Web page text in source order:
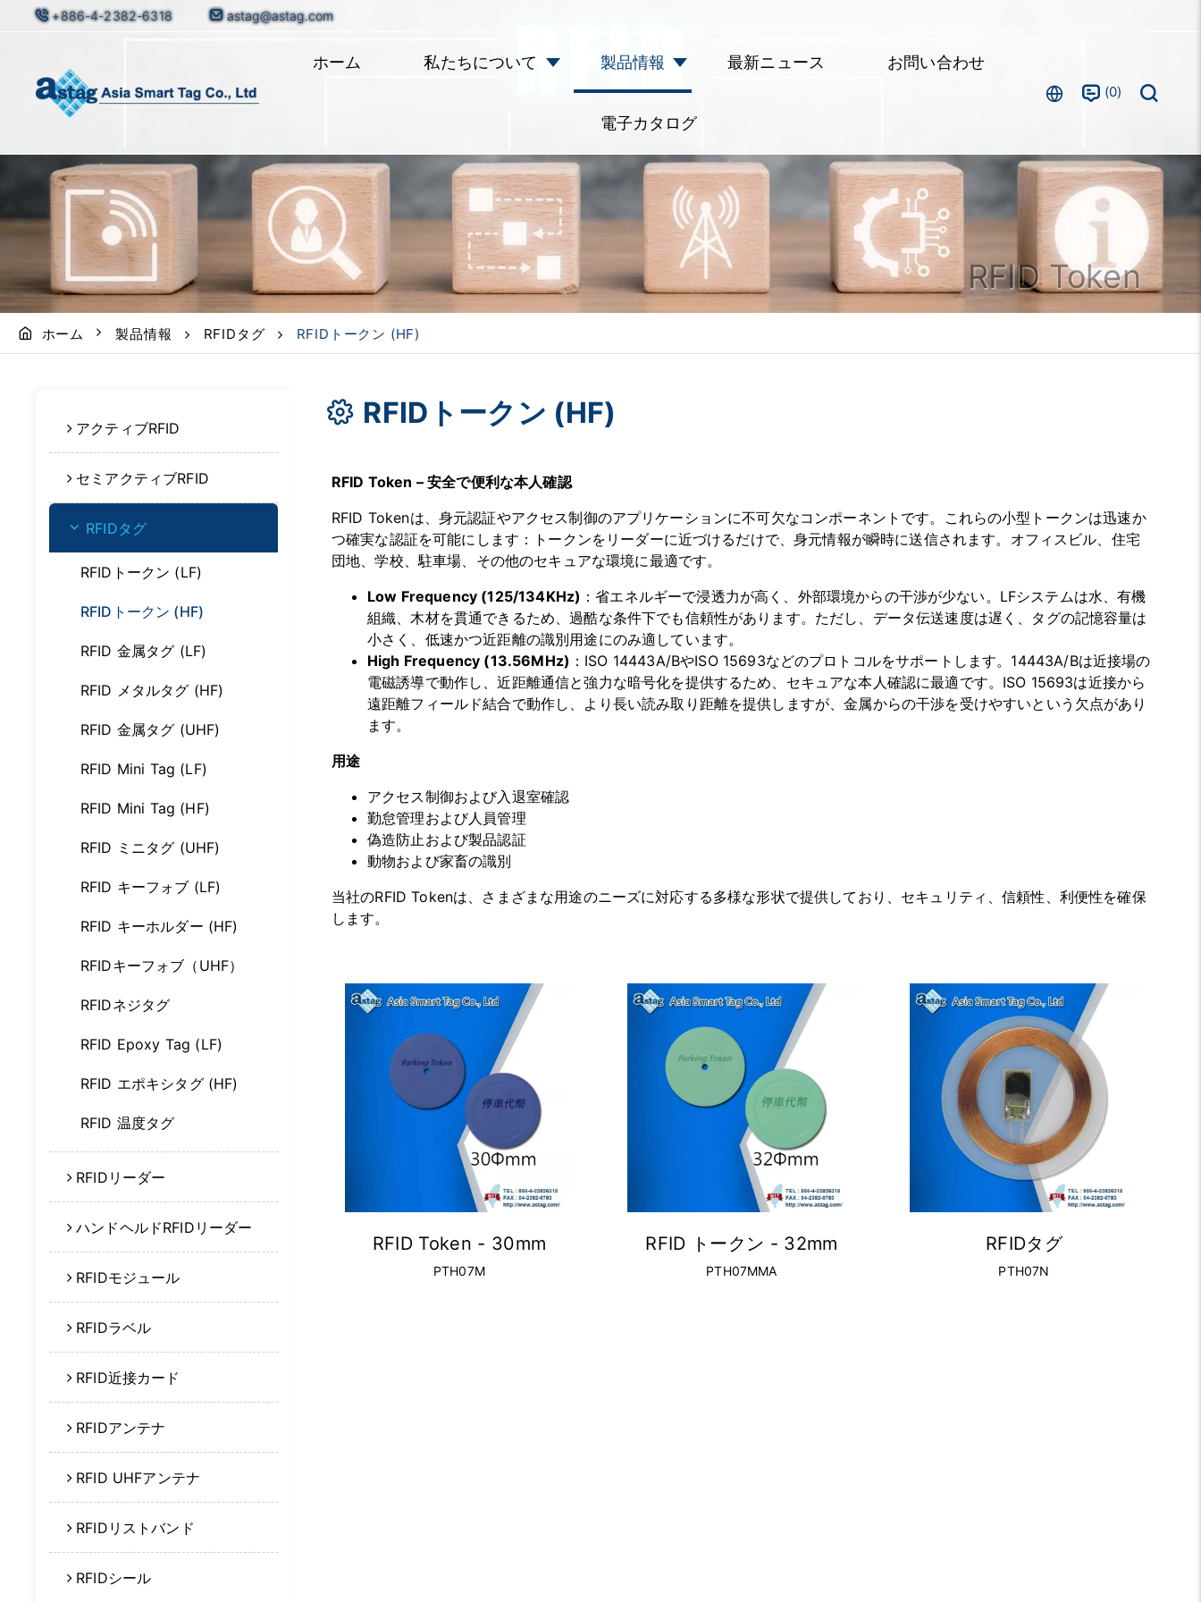
+886-4-2382-6318 astag@astag.com
ホーム 私たちについて 製品情報 最新ニュース お問い合わせ
電子カタログ
0
RFID Token
ホーム 製品情報 RFIDタグ RFIDトークン (HF)
アクティブRFID
セミアクティブRFID
RFIDタグ
RFIDトークン (LF)
RFIDトークン (HF)
RFID 金属タグ (LF)
RFID メタルタグ (HF)
RFID 金属タグ (UHF)
RFID Mini Tag (LF)
RFID Mini Tag (HF)
RFID ミニタグ (UHF)
RFID キーフォブ (LF)
RFID キーホルダー (HF)
RFIDキーフォブ（UHF）
RFIDネジタグ
RFID Epoxy Tag (LF)
RFID エポキシタグ (HF)
RFID 温度タグ
RFIDリーダー
ハンドヘルドRFIDリーダー
RFIDモジュール
RFIDラベル
RFID近接カード
RFIDアンテナ
RFID UHFアンテナ
RFIDリストバンド
RFIDシール
RFIDトークン (HF)
RFID Token – 安全で便利な本人確認
RFID Tokenは、身元認証やアクセス制御のアプリケーションに不可欠なコンポーネントです。これらの小型トークンは迅速か
つ確実な認証を可能にします：トークンをリーダーに近づけるだけで、身元情報が瞬時に送信されます。オフィスビル、住宅
団地、学校、駐車場、その他のセキュアな環境に最適です。
Low Frequency (125/134KHz) ：省エネルギーで浸透力が高く、外部環境からの干渉が少ない。LFシステムは水、有機
組織、木材を貫通できるため、過酷な条件下でも信頼性があります。ただし、データ伝送速度は遅く、タグの記憶容量は
小さく、低速かつ近距離の識別用途にのみ適しています。
High Frequency (13.56MHz) ：ISO 14443A/BやISO 15693などのプロトコルをサポートします。14443A/Bは近接場の
電磁誘導で動作し、近距離通信と強力な暗号化を提供するため、セキュアな本人確認に最適です。ISO 15693は近接から
遠距離フィールド結合で動作し、より長い読み取り距離を提供しますが、金属からの干渉を受けやすいという欠点があり
ます。
用途
アクセス制御および入退室確認
勤怠管理および人員管理
偽造防止および製品認証
動物および家畜の識別
当社のRFID Tokenは、さまざまな用途のニーズに対応する多様な形状で提供しており、セキュリティ、信頼性、利便性を確保
します。
RFID Token - 30mm
PTH07M
RFID トークン - 32mm
PTH07MMA
RFIDタグ
PTH07N